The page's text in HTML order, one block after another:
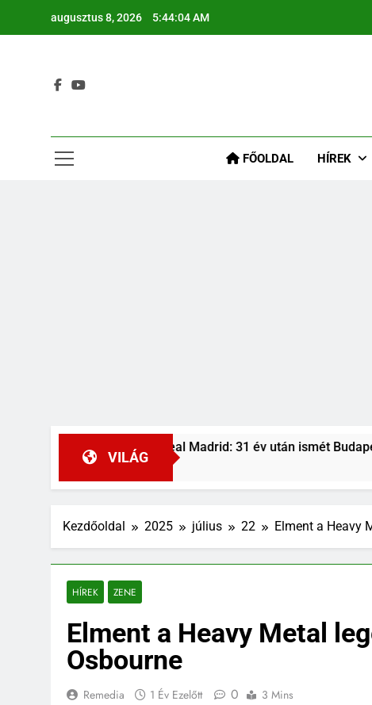
augusztus 8, 2026 5:44:05 AM
Gyógyír Az
FŐOLDAL HÍREK
VILÁG
Madrid: 31 év után ismét Budapesten a királyi
Kezdőoldal 2025 július 22 Elment a Heavy
HÍREK ZENE
Elment a Heavy Metal
Osbourne
Remedia 1 Év Ezelőtt 0 3 Mins